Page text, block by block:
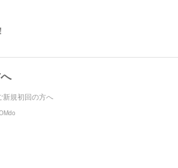
新規初回の方へ